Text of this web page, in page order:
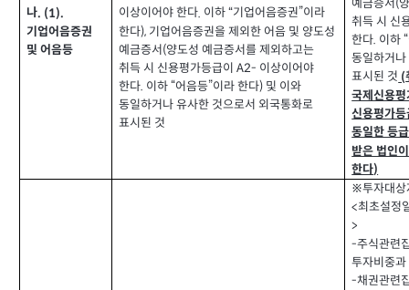
나. (1).
기업어음증권
및 어음등
이상이어야 한다. 이하“기업어음증권”이라
한다), 기업어음증권을 제외한 어음 및 양도성
예금증서(양도성 예금증서를 제외하고는
취득 시 신용평가등급이 A2- 이상이어야
한다. 이하“어음등”이라 한다) 및 이와
동일하거나 유사한 것으로서 외국통화로
표시된 것
예금증서(
취득 시 신
한다. 이하“
동일하거
표시된 것 (
국제신용
신용평가
동일한 등
받은 법인
한다)
※투자대상
<최초설정
>
-주식관련
투자비중
-채권관련